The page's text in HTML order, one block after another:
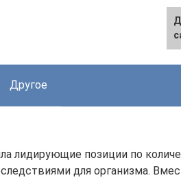
Другое
лидирующие позиции по
для организма.